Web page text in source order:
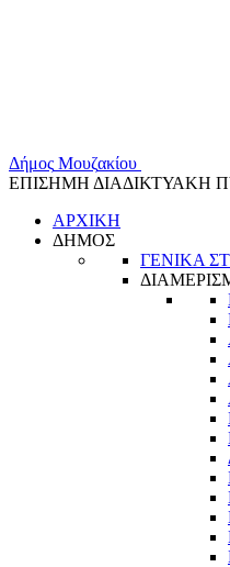
Δήμος Μουζακίου
ΕΠΙΣΗΜΗ ΔΙΑΔΙΚΤΥΑΚΗ
ΑΡΧΙΚΗ
ΔΗΜΟΣ
ΓΕΝΙΚΑ